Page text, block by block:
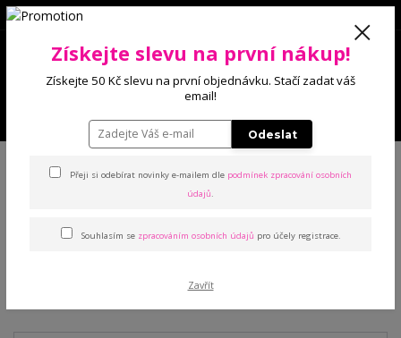
0 Kč
Klára sportovní podprsenka
Získejte slevu na první nákup!
Získejte 50 Kč slevu na první objednávku. Stačí zadat váš
email!
Odeslat
Přeji si odebírat novinky e-mailem dle podmínek zpracování osobních
údajů.
Souhlasím se zpracováním osobních údajů pro účely registrace.
Zavřít